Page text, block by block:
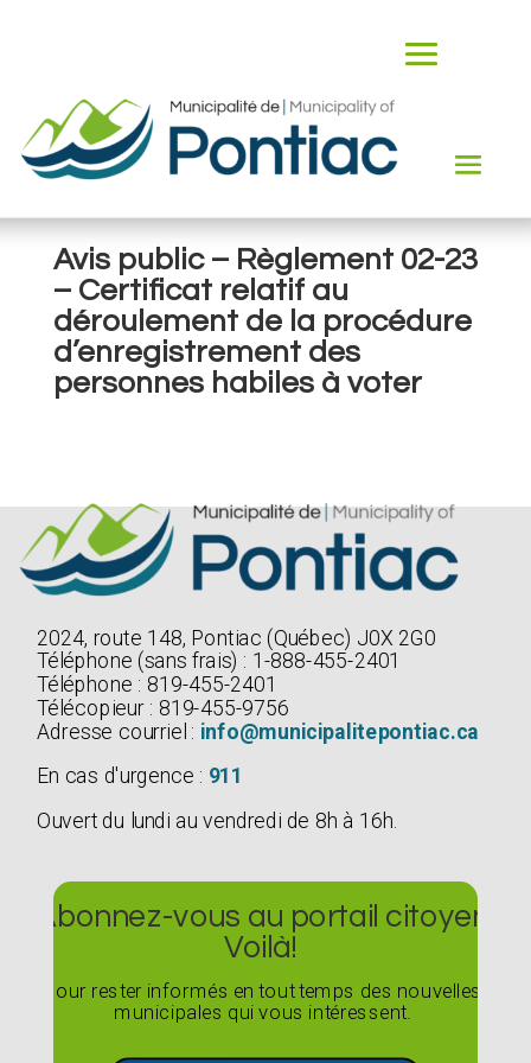
Avis public – Règlement 02-23
– Certificat relatif au
déroulement de la procédure
d’enregistrement des
personnes habiles à voter
2024, route 148, Pontiac (Québec) J0X 2G0
Téléphone (sans frais) : 1-888-455-2401
Téléphone : 819-455-2401
Télécopieur : 819-455-9756
Adresse courriel : info@municipalitepontiac.ca
En cas d'urgence : 911
Ouvert du lundi au vendredi de 8h à 16h.
Abonnez-vous au portail citoyen
Voilà!
Pour rester informés en tout temps des nouvelles
municipales qui vous intéressent.